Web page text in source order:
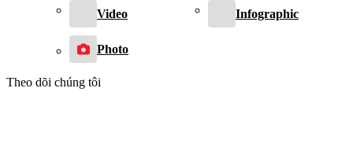
Video Infographic
Photo
Theo dõi chúng tôi